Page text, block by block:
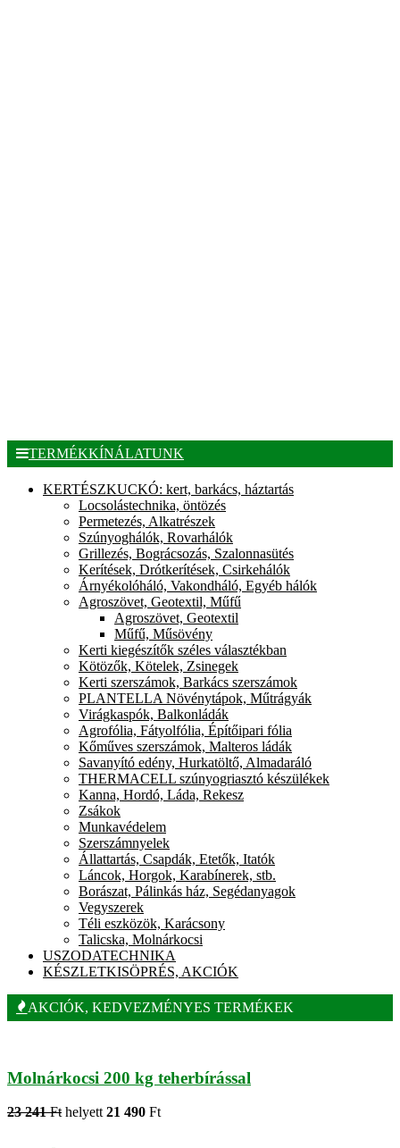
TERMÉKKÍNÁLATUNK
KERTÉSZKUCKÓ: kert, barkács, háztartás
Locsolástechnika, öntözés
Permetezés, Alkatrészek
Szúnyoghálók, Rovarhálók
Grillezés, Bográcsozás, Szalonnasütés
Kerítések, Drótkerítések, Csirkehálók
Árnyékolóháló, Vakondháló, Egyéb hálók
Agroszövet, Geotextil, Műfű
Agroszövet, Geotextil
Műfű, Műsövény
Kerti kiegészítők széles választékban
Kötözők, Kötelek, Zsinegek
Kerti szerszámok, Barkács szerszámok
PLANTELLA Növénytápok, Műtrágyák
Virágkaspók, Balkonládák
Agrofólia, Fátyolfólia, Építőipari fólia
Kőműves szerszámok, Malteros ládák
Savanyító edény, Hurkatöltő, Almadaráló
THERMACELL szúnyogriasztó készülékek
Kanna, Hordó, Láda, Rekesz
Zsákok
Munkavédelem
Szerszámnyelek
Állattartás, Csapdák, Etetők, Itatók
Láncok, Horgok, Karabínerek, stb.
Borászat, Pálinkás ház, Segédanyagok
Vegyszerek
Téli eszközök, Karácsony
Talicska, Molnárkocsi
USZODATECHNIKA
KÉSZLETKISÖPRÉS, AKCIÓK
AKCIÓK, KEDVEZMÉNYES TERMÉKEK
Molnárkocsi 200 kg teherbírással
23 241 Ft helyett 21 490 Ft